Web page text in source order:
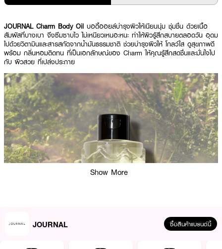
JOURNAL Charm Body Oil บอดี้ออยล์บำรุงผิวให้เนียนนุ่ม ชุ่มชื่น ด้วยเนื้อ
สัมผัสที่บางเบา จึงซึมซาบไว ไม่เหนียวเหนอะหนะ ทำให้ผิวรู้สึกสบายตลอดวัน อุดม
ไปด้วยวิตามินและสารสกัดจากน้ำมันธรรมชาติ ช่วยบำรุงผิวให้ โกลว์ใส ดูสุขภาพดี
พร้อม กลิ่นหอมติดทน ที่เป็นเอกลักษณ์ของ Charm ให้คุณรู้สึกสดชื่นและมั่นใจไป
กับ ผิวสวย ที่เปล่งประกาย
Show More
JOURNAL ซื้อสินค้าแบรนด์นี้